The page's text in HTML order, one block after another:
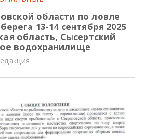
области по ловле
13-14 сентября 2025
область, Сысертский
водохранилище